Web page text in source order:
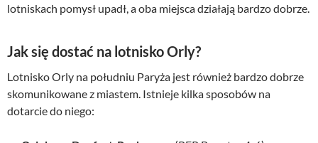
lotniskach pomysł upadł, a oba miejsca działają bardzo dobrze.
Jak się dostać na lotnisko Orly?
Lotnisko Orly na południu Paryża jest również bardzo dobrze
skomunikowane z miastem. Istnieje kilka sposobów na
dotarcie do niego: